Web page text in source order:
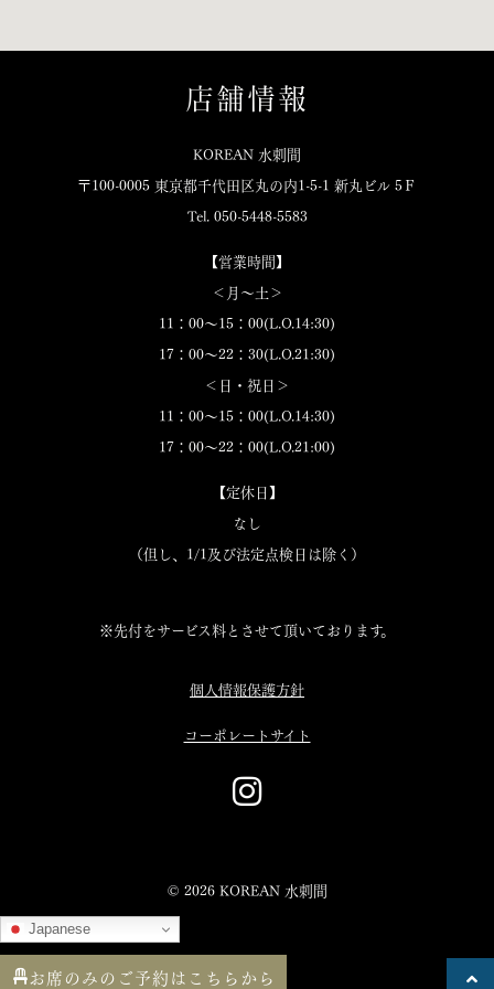
店舗情報
KOREAN 水剌間
〒100-0005 東京都千代田区丸の内1-5-1 新丸ビル 5Ｆ
Tel. 050-5448-5583
【営業時間】
＜月～土＞
11：00～15：00(L.O.14:30)
17：00～22：30(L.O.21:30)
＜日・祝日＞
11：00～15：00(L.O.14:30)
17：00～22：00(L.O.21:00)
【定休日】
なし
（但し、1/1及び法定点検日は除く）
※先付をサービス料とさせて頂いております。
個人情報保護方針
コーポレートサイト
© 2026 KOREAN 水剌間
お席のみのご予約はこちらから
Japanese